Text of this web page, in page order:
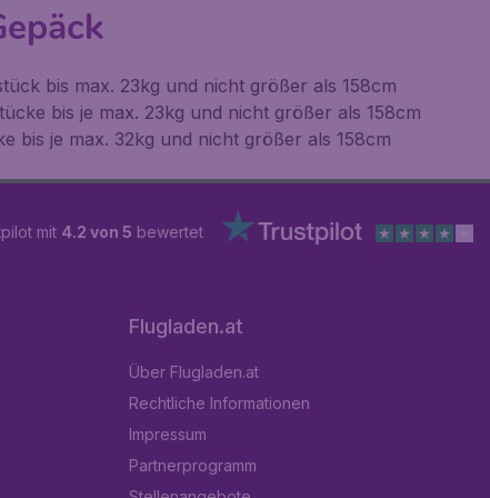
bis max. 23kg und nicht größer als 158cm
bis je max. 23kg und nicht größer als 158cm
bis je max. 32kg und nicht größer als 158cm
mit 4.2 von 5 bewertet
Flugladen.at
Über Flugladen.at
Rechtliche Informationen
Impressum
Partnerprogramm